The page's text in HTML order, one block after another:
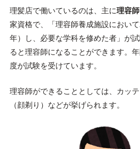
理髪店で働いているのは、主に理容師
家資格で、「理容師養成施設におい
年）し、必要な学科を修めた者」が
ると理容師になることができます。
度が試験を受けています。
理容師ができることとしては、カッ
（顔剃り）などが挙げられます。